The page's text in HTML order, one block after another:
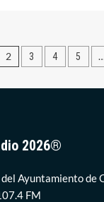
2 3 4 5
2026®
Ayuntamiento de
FM